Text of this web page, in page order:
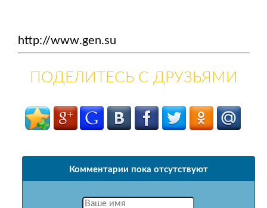
http://www.gen.su
ПОДЕЛИТЕСЬ С ДРУЗЬЯМИ
Комментарии пока отсутствуют